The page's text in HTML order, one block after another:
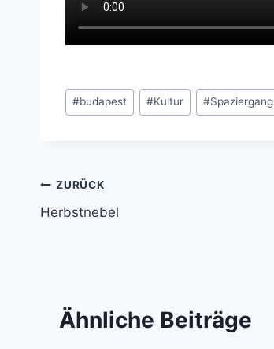
Schlagworte:
#budapest #Kultur #Spaziergang
Beitragsnavigation
ZURÜCK
Herbstnebel
Ähnliche Beiträge